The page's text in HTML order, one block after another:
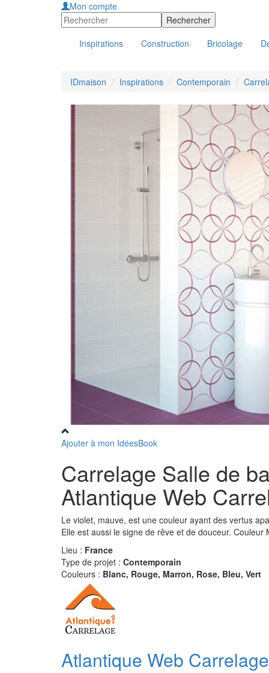
Mon compte
Inspirations Construction Bricolage
IDmaison Inspirations Contemporain
Ajouter à mon IdéesBook
Carrelage Salle de
Atlantique Web
Le violet, mauve, est une couleur ayant des vertus
Elle est aussi le signe de rêve et de douceur. Couleur
Lieu : France
Type de projet : Contemporain
Couleurs : Blanc, Rouge, Marron, Rose, Bleu, Vert
Atlantique Web Carrelage